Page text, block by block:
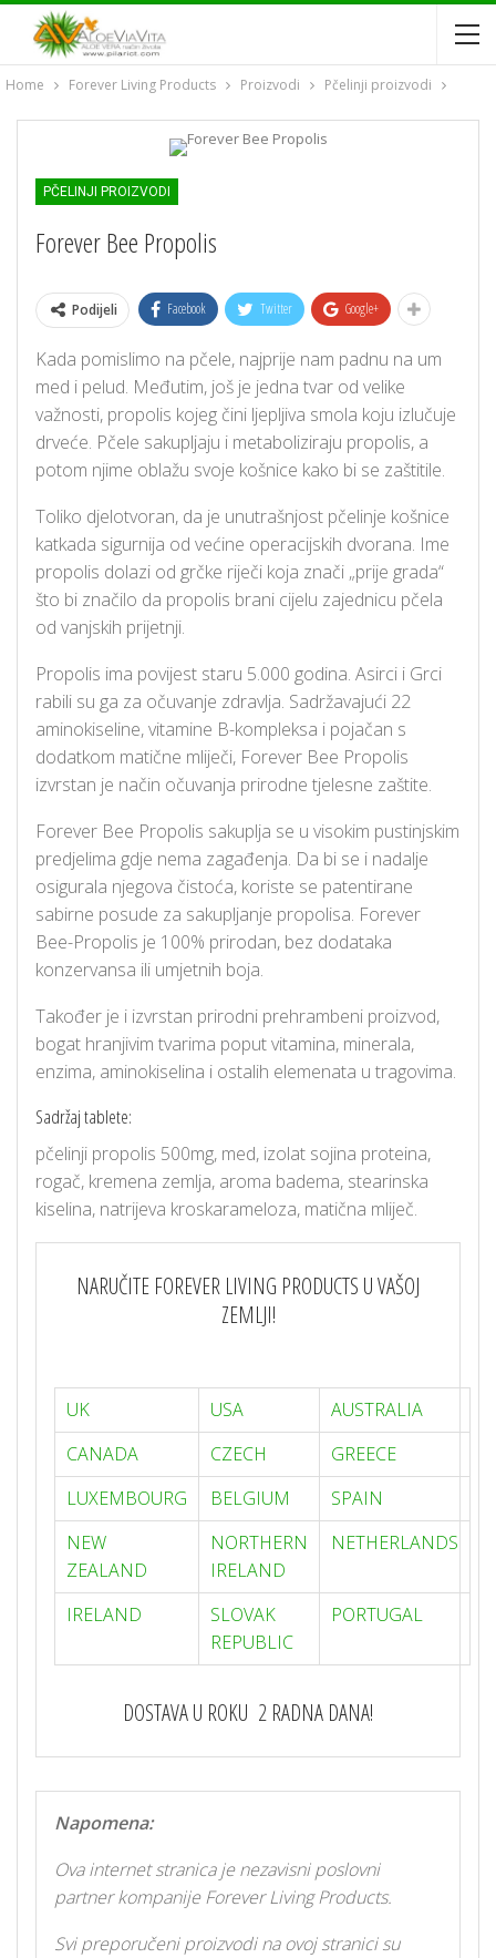
Home Forever Living Products Proizvodi Pčelinji proizvodi
PČELINJI PROIZVODI
Forever Bee Propolis
Podijeli Facebook Twitter Google+
Kada pomislimo na pčele, najprije nam padnu na um
med i pelud. Međutim, još je jedna tvar od velike
važnosti, propolis kojeg čini ljepljiva smola koju izlučuje
drveće. Pčele sakupljaju i metaboliziraju propolis, a
potom njime oblažu svoje košnice kako bi se zaštitile.
Toliko djelotvoran, da je unutrašnjost pčelinje košnice
katkada sigurnija od većine operacijskih dvorana. Ime
propolis dolazi od grčke riječi koja znači „prije grada“
što bi značilo da propolis brani cijelu zajednicu pčela
od vanjskih prijetnji.
Propolis ima povijest staru 5.000 godina. Asirci i Grci
rabili su ga za očuvanje zdravlja. Sadržavajući 22
aminokiseline, vitamine B-kompleksa i pojačan s
dodatkom matične mliječi, Forever Bee Propolis
izvrstan je način očuvanja prirodne tjelesne zaštite.
Forever Bee Propolis sakuplja se u visokim pustinjskim
predjelima gdje nema zagađenja. Da bi se i nadalje
osigurala njegova čistoća, koriste se patentirane
sabirne posude za sakupljanje propolisa. Forever
Bee-Propolis je 100% prirodan, bez dodataka
konzervansa ili umjetnih boja.
Također je i izvrstan prirodni prehrambeni proizvod,
bogat hranjivim tvarima poput vitamina, minerala,
enzima, aminokiselina i ostalih elemenata u tragovima.
Sadržaj tablete:
pčelinji propolis 500mg, med, izolat sojina proteina,
rogač, kremena zemlja, aroma badema, stearinska
kiselina, natrijeva kroskarameloza, matična mliječ.
NARUČITE FOREVER LIVING PRODUCTS U VAŠOJ
ZEMLJI!
UK USA
AUSTRALIA
CANADA
CZECH
GREECE
LUXEMBOURG
BELGIUM
SPAIN
NEW
ZEALAND
NORTHERN
IRELAND
NETHERLANDS
IRELAND
SLOVAK
REPUBLIC
PORTUGAL
DOSTAVA U ROKU 2 RADNA DANA!
Napomena:
Ova internet stranica je nezavisni poslovni
partner kompanije Forever Living Products.
Svi preporučeni proizvodi na ovoj stranici su